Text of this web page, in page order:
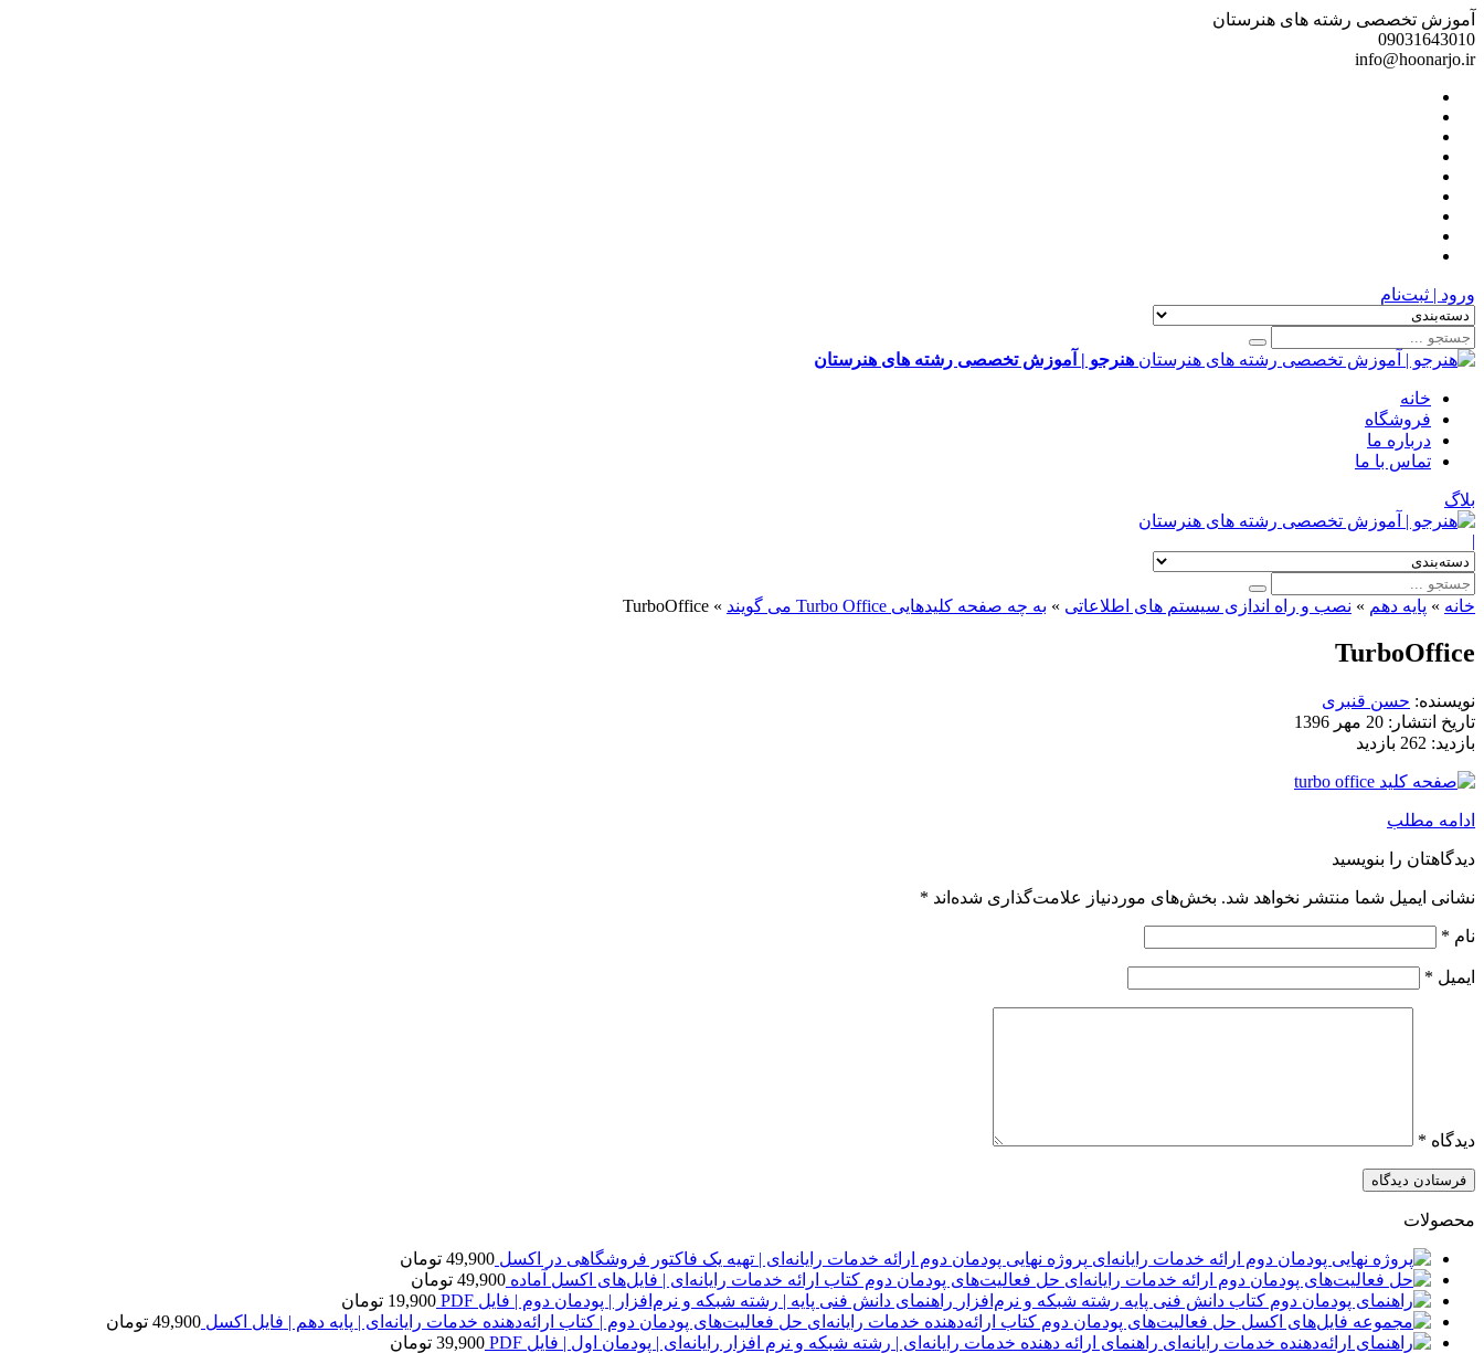
آموزش تخصصی رشته های هنرستان
09031643010
info@hoonarjo.ir
ورود | ثبت‌نام
هنرجو | آموزش تخصصی رشته های هنرستان
خانه
فروشگاه
درباره ما
تماس با ما
بلاگ
|
خانه » پایه دهم » نصب و راه اندازی سیستم های اطلاعاتی » به چه صفحه کلیدهایی Turbo Office می گویند »
TurboOffice
TurboOffice
نویسنده: حسن قنبری
تاریخ انتشار: 20 مهر 1396
بازدید: 262 بازدید
ادامه مطلب
دیدگاهتان را بنویسید
نشانی ایمیل شما منتشر نخواهد شد. بخش‌های موردنیاز علامت‌گذاری شده‌اند *
نام *
ایمیل *
دیدگاه *
محصولات
پروژه نهایی پودمان دوم ارائه خدمات رایانه‌ای | تهیه یک فاکتور فروشگاهی در اکسل 49,900 تومان
حل فعالیت‌های پودمان دوم کتاب ارائه خدمات رایانه‌ای | فایل‌های اکسل آماده 49,900 تومان
راهنمای دانش فنی پایه | رشته شبکه و نرم‌افزار | پودمان دوم | فایل PDF
19,900 تومان
حل فعالیت‌های پودمان دوم | کتاب ارائه‌دهنده خدمات رایانه‌ای | پایه دهم | فایل اکسل 49,900 تومان
راهنمای ارائه دهنده خدمات رایانه‌ای | رشته شبکه و نرم افزار رایانه‌ای | پودمان اول | فایل PDF
39,900 تومان